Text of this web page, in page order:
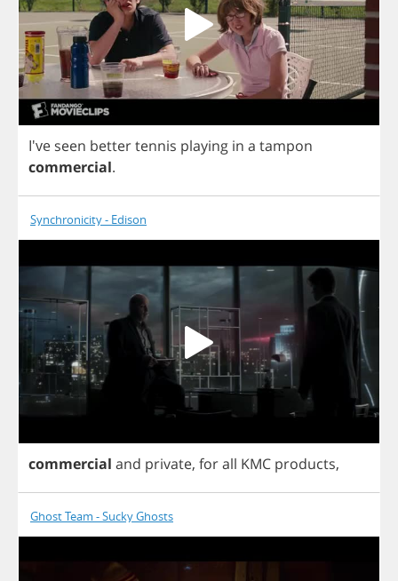
I've seen bettertennis playing in a tampon
commercial.
Synchronicity - Edison
commercial and private, forall KMC products,
Ghost Team - Sucky Ghosts